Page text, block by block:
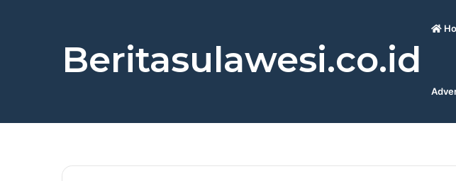
Beritasulawesi.co.id